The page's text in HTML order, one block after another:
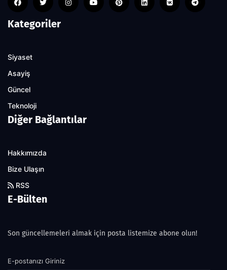
Kategoriler
Siyaset
Asayiş
Güncel
Teknoloji
Diğer Bağlantılar
Hakkımızda
Bize Ulaşın
RSS
E-Bülten
Son güncellemeleri almak için posta listemize abone olun!